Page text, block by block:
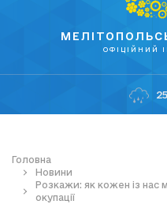
ОФІЦІЙНИЙ
Головна
Новини
Розкажи: як кожен із нас
окупації